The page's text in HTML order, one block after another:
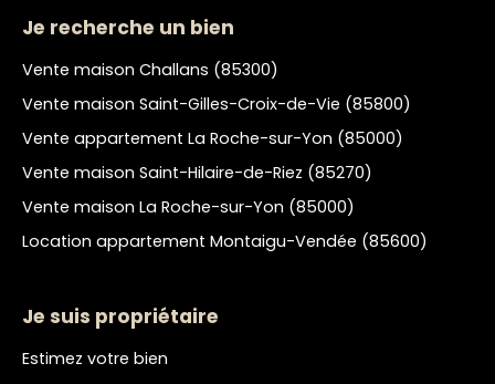
Je recherche un bien
Vente maison Challans (85300)
Vente maison Saint-Gilles-Croix-de-Vie (85800)
Vente appartement La Roche-sur-Yon (85000)
Vente maison Saint-Hilaire-de-Riez (85270)
Vente maison La Roche-sur-Yon (85000)
Location appartement Montaigu-Vendée (85600)
Je suis propriétaire
Estimez votre bien